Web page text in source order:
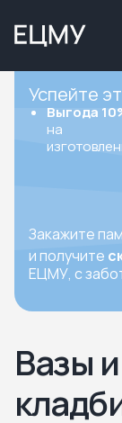
Успейте
Выгода
на
Закажите
и получите
ЕЦМУ, с
Вазы